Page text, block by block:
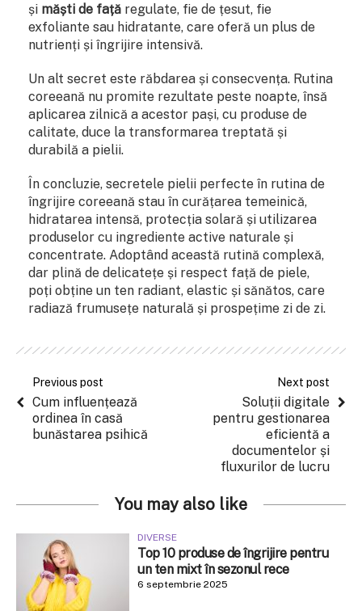
și măști de față regulate, fie de țesut, fie
exfoliante sau hidratante, care oferă un plus de
nutrienți și îngrijire intensivă.
Un alt secret este răbdarea și consecvența. Rutina
coreeană nu promite rezultate peste noapte, însă
aplicarea zilnică a acestor pași, cu produse de
calitate, duce la transformarea treptată și
durabilă a pielii.
În concluzie, secretele pielii perfecte în rutina de
îngrijire coreeană stau în curățarea temeinică,
hidratarea intensă, protecția solară și utilizarea
produselor cu ingrediente active naturale și
concentrate. Adoptând această rutină complexă,
dar plină de delicatețe și respect față de piele,
poți obține un ten radiant, elastic și sănătos, care
radiază frumusețe naturală și prospețime zi de zi.
Previous post
Cum influențează
ordinea în casă
bunăstarea psihică
Next post
Soluții digitale
pentru gestionarea
eficientă a
documentelor și
fluxurilor de lucru
You may also like
DIVERSE
Top 10 produse de îngrijire pentru
un ten mixt în sezonul rece
6 septembrie 2025